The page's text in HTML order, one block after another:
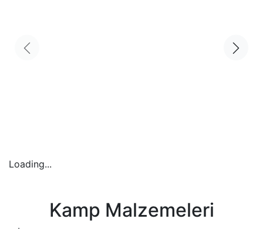
Loading...
Kamp Malzemeleri